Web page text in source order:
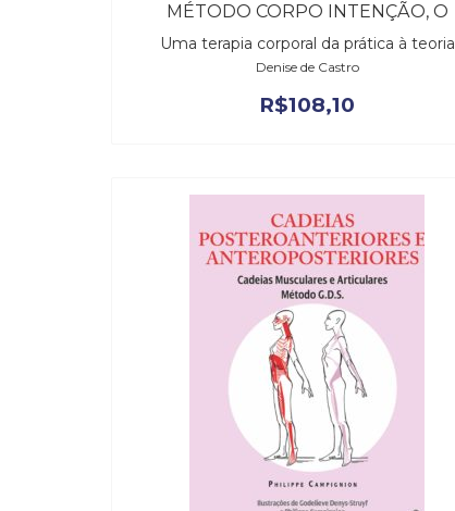
MÉTODO CORPO INTENÇÃO, O
Uma terapia corporal da prática à teoria
Denise de Castro
R$108,10